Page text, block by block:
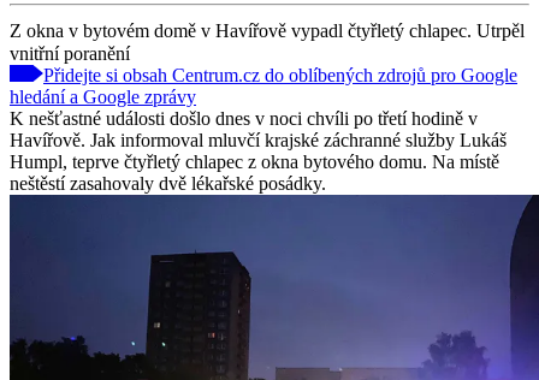
Z okna v bytovém domě v Havířově vypadl čtyřletý chlapec. Utrpěl
vnitřní poranění
Přidejte si obsah Centrum.cz do oblíbených zdrojů pro Google
hledání a Google zprávy
K nešťastné události došlo dnes v noci chvíli po třetí hodině v
Havířově. Jak informoval mluvčí krajské záchranné služby Lukáš
Humpl, teprve čtyřletý chlapec z okna bytového domu. Na místě
neštěstí zasahovaly dvě lékařské posádky.